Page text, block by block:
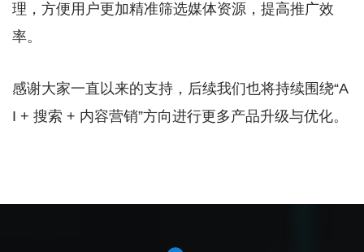
理，方便用户更加精准筛选媒体资源，提高推广效
率。
感谢大家一直以来的支持，后续我们也将持续围绕“A
I + 搜索 + 内容营销”方向进行更多产品升级与优化。